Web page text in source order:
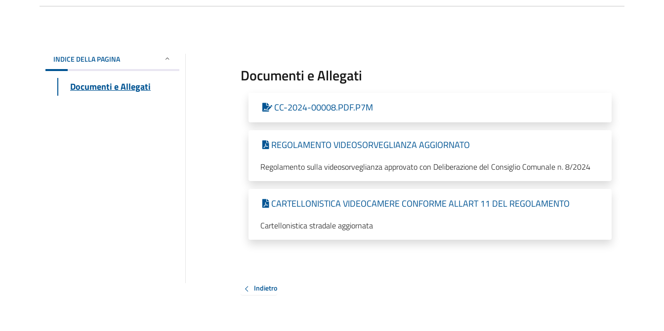
INDICE DELLA PAGINA
Documenti e Allegati
Documenti e Allegati
CC-2024-00008.PDF.P7M
REGOLAMENTO VIDEOSORVEGLIANZA AGGIORNATO
Regolamento sulla videosorveglianza approvato con Deliberazione del Consiglio Comunale n. 8/2024
CARTELLONISTICA VIDEOCAMERE CONFORME ALLART 11 DEL REGOLAMENTO
Cartellonistica stradale aggiornata
Indietro